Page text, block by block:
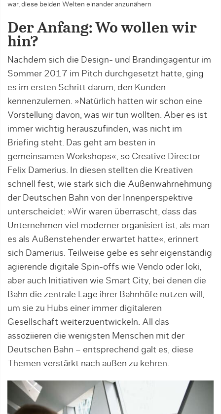
war, diese beiden Welten einander anzunähern
Der Anfang: Wo wollen wir
hin?
Nachdem sich die Design- und Brandingagentur im
Sommer 2017 im Pitch durchgesetzt hatte, ging
es im ersten Schritt darum, den Kunden
kennenzulernen. »Natürlich hatten wir schon eine
Vorstellung davon, was wir tun wollten. Aber es ist
immer wichtig herauszufinden, was nicht im
Briefing steht. Das geht am besten in
gemeinsamen Workshops«, so Creative Director
Felix Damerius. In diesen stellten die Kreativen
schnell fest, wie stark sich die Außenwahrnehmung
der Deutschen Bahn von der Innenperspektive
unterscheidet: »Wir waren überrascht, dass das
Unternehmen viel moderner organisiert ist, als man
es als Außenstehender erwartet hatte«, erinnert
sich Damerius. Teilweise gebe es sehr eigenständig
agierende digitale Spin-offs wie Vendo oder Ioki,
aber auch Initiativen wie Smart City, bei denen die
Bahn die zentrale Lage ihrer Bahnhöfe nutzen will,
um sie zu Hubs einer immer digitaleren
Gesellschaft weiterzuentwickeln. All das
assoziieren die wenigsten Menschen mit der
Deutschen Bahn – entsprechend galt es, diese
Themen verstärkt nach außen zu kehren.